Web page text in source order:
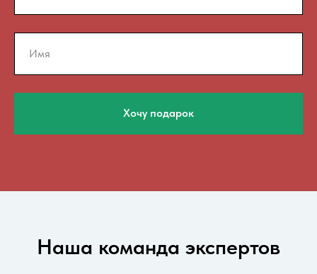
Хочу подарок
Наша команда экспертов